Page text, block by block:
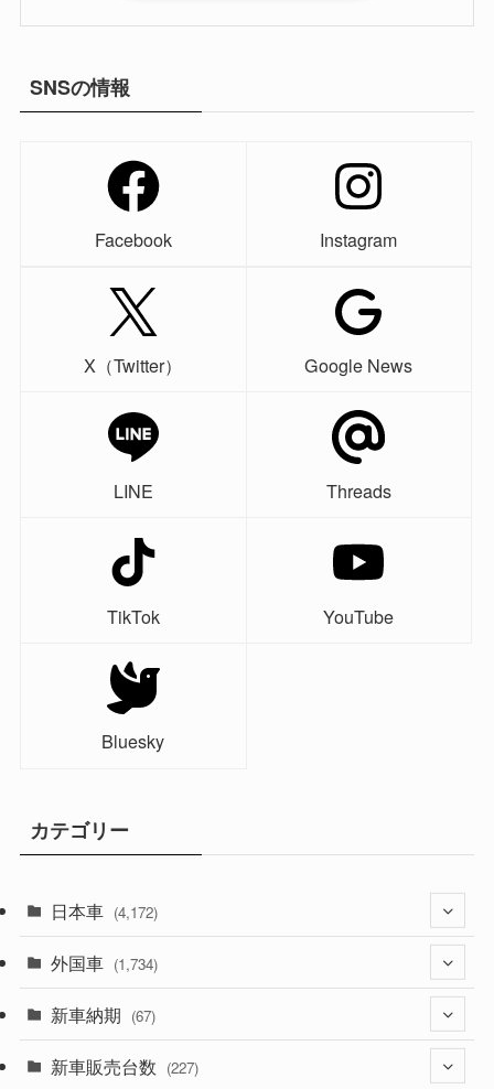
SNSの情報
Facebook Instagram
X（Twitter） Google News
LINE Threads
TikTok YouTube
Bluesky
カテゴリー
日本車 (4,172)
(1,321)
(329)
(525)
外国車 (1,734)
新車納期 (67)
(28)
新車販売台数 (227)